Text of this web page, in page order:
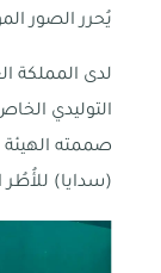
يُحرر الصور
لدى المملكة
صممته الهيئة
(سدايا) للأُطُر